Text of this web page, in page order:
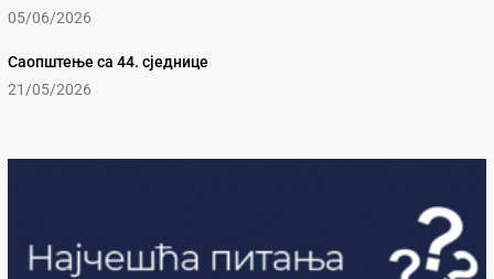
05/06/2026
Саопштење са 44. сједнице
21/05/2026